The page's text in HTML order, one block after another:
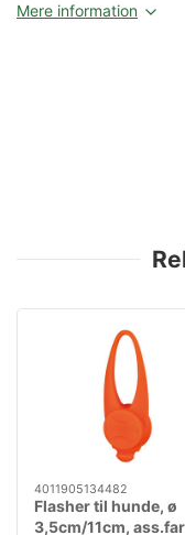
Mere information
4011905134482
Flasher til hunde, ø
3,5cm/11cm,